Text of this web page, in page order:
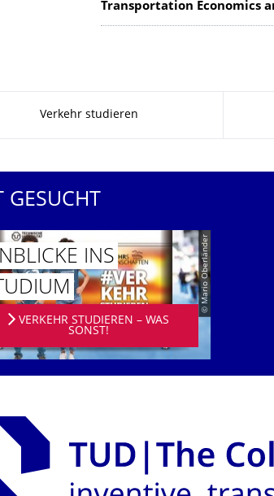
Transportation Economics
Verkehr studieren
GESUCHT
© Mario Oberländer
INS
VERKEHR STUDIEREN – WAS
SONST!